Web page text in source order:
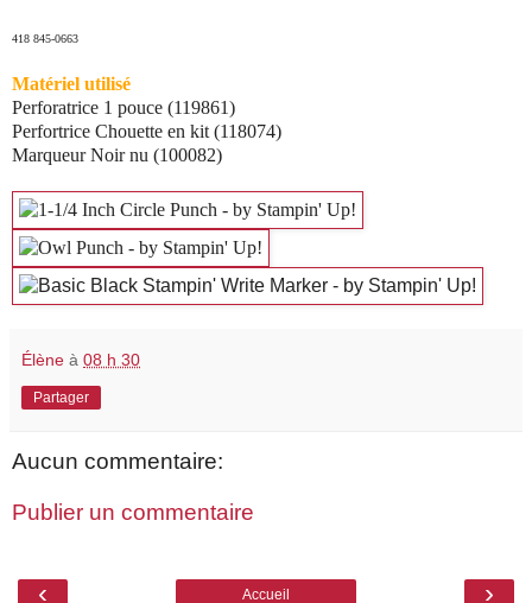
418 845-0663
Matériel utilisé
Perforatrice 1 pouce (119861)
Perfortrice Chouette en kit (118074)
Marqueur Noir nu (100082)
Élène à 08 h 30
Partager
Aucun commentaire:
Publier un commentaire
‹ ›
Accueil